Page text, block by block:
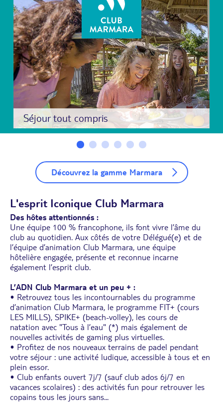
Séjour tout compris
Découvrez la gamme Marmara
L'esprit Iconique Club Marmara
Des hôtes attentionnés :
Une équipe 100 % francophone, ils font vivre l’âme du
club au quotidien. Aux côtés de votre Délégué(e) et de
l’équipe d’animation Club Marmara, une équipe
hôtelière engagée, présente et reconnue incarne
également l’esprit club.
L’ADN Club Marmara et un peu + :
• Retrouvez tous les incontournables du programme
d’animation Club Marmara, le programme FIT+ (cours
LES MILLS), SPIKE+ (beach-volley), les cours de
natation avec "Tous à l’eau" (*) mais également de
nouvelles activités de gaming plus virtuelles.
• Pro­fitez de nos nouveaux terrains de padel pendant
votre séjour : une activité ludique, accessible à tous et en
plein essor.
• Club enfants ouvert 7j/7 (sauf club ados 6j/7 en
vacances scolaires) : des activités fun pour retrouver les
copains tous les jours sans...